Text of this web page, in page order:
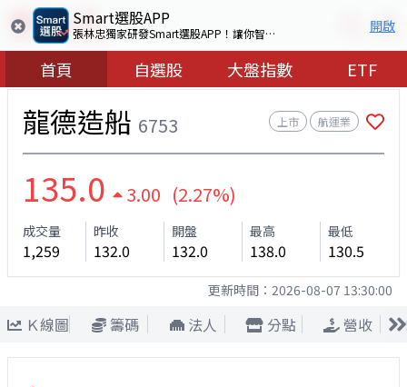
Smart選股APP
張林忠獨家研發Smart選股APP！讓你智慧看盤選出好股票 開啟
首頁 自選股 大盤指數 ETF
龍德造船 6753 上市 航運業
135.0 3.00 (2.27%)
成交量
1,259
昨收
132.0
開盤
132.0
最高
138.0
最低
130.5
更新時間： 2026-08-07 13:30:00
Ｋ線圖 籌碼 法人 分點 營收